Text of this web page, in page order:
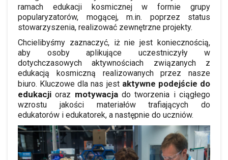
ramach edukacji kosmicznej w formie grupy
popularyzatorów, mogącej, m.in. poprzez status
stowarzyszenia, realizować zewnętrzne projekty.
Chcielibyśmy zaznaczyć, iż nie jest koniecznością,
aby osoby aplikujące uczestniczyły w
dotychczasowych aktywnościach związanych z
edukacją kosmiczną realizowanych przez nasze
biuro. Kluczowe dla nas jest aktywne podejście do
edukacji oraz motywacjado tworzenia i ciągłego
wzrostu jakości materiałów trafiających do
edukatorów i edukatorek, a następnie do uczniów.